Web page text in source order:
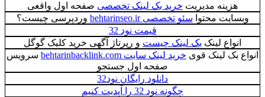
هزینه مدیریت خرید بک لینک تخصصی صفحه اول واقعی
وبسایت محتوا سئو تخصصی behtarinseo.ir
وردپرسی چیست؟
قیمت نود 32
انواع لینک بک لینک چیست و رپرتاژ آگهی خرید کلیک گوگل
انواع بک لینک قوی خرید لینک سایت behtarinbacklink.com
سرویس
صفحه اول جستجو
دانلود رایگان نود32
چگونه نود 32 را آپدیت کنیم